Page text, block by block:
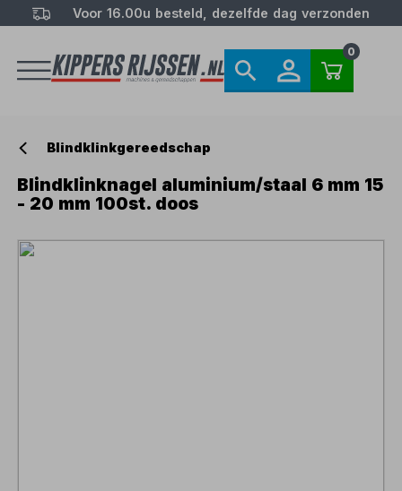
Voor 16.00u besteld, dezelfde dag verzonden
0
Blindklinkgereedschap
Blindklinknagel aluminium/staal 6 mm 15
- 20 mm 100st. doos